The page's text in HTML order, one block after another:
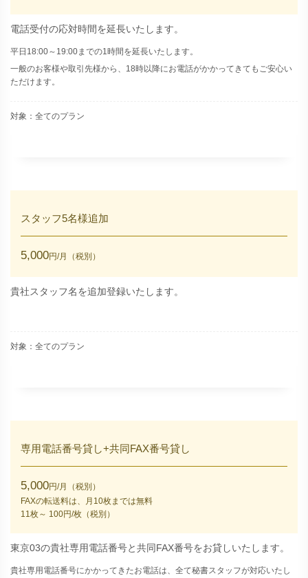
電話受付の応対時間を延長いたします。
平日18:00～19:00までの1時間を延長いたします。
一般のお客様や取引先様から、18時以降にお電話がかかってきてもご安心い
ただけます。
対象：全てのプラン
スタッフ5名様追加
5,000円/月（税別）
貴社スタッフ名を追加登録いたします。
対象：全てのプラン
専用電話番号貸し+共同FAX番号貸し
5,000円/月（税別）
FAXの転送料は、月10枚までは無料
11枚～ 100円/枚（税別）
東京03の貴社専用電話番号と共同FAX番号をお貸しいたします。
貴社専用電話番号にかかってきたお電話は、全て秘書スタッフが対応いたし